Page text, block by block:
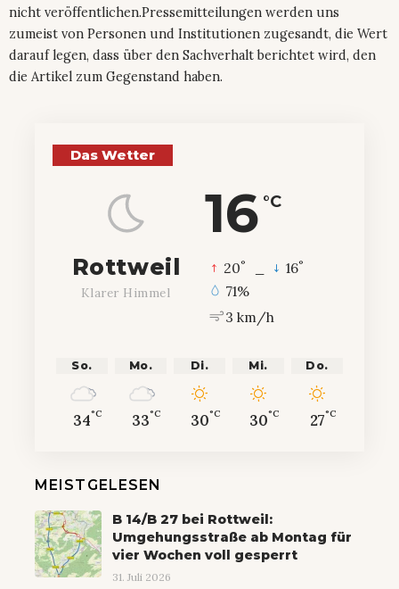
nicht veröffentlichen.Pressemitteilungen werden uns
zumeist von Personen und Institutionen zugesandt, die Wert
darauf legen, dass über den Sachverhalt berichtet wird, den
die Artikel zum Gegenstand haben.
Das Wetter
16 °C
Rottweil
Klarer Himmel
20° 16°
71%
3 km/h
So.
34°C
Mo.
33°C
Di.
30°C
Mi.
30°C
Do.
27°C
MEISTGELESEN
B 14/B 27 bei Rottweil:
Umgehungsstraße ab Montag für
vier Wochen voll gesperrt
31. Juli 2026